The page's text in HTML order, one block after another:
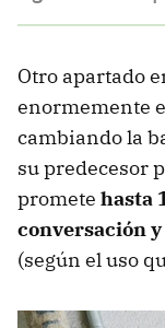
Otro apartado
enormemente
cambiando la
su predecesor
promete hasta
conversación
(según el uso